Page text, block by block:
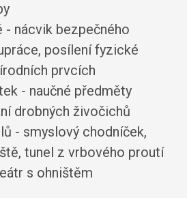
- nácvik bezpečného
posílení fyzické
prvcích
- naučné předměty
drobných živočichů
- smyslový chodníček,
tunel z vrbového proutí
s ohništěm